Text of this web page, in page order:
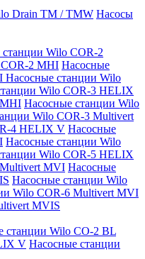
Drain TM / TMW Насосы
Wilo COR-2
2 MHI Насосные
Насосные станции Wilo
Wilo COR-3 HELIX
Насосные станции Wilo
Wilo COR-3 Multivert
4 HELIX V Насосные
Насосные станции Wilo
Wilo COR-5 HELIX
MVI Насосные
Насосные станции Wilo
Wilo COR-6 Multivert MVI
MVIS
станции Wilo CO-2 BL
V Насосные станции